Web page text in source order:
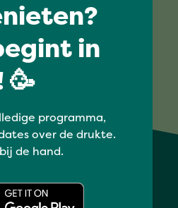
in
🥳
programma,
over de drukte.
de hand.